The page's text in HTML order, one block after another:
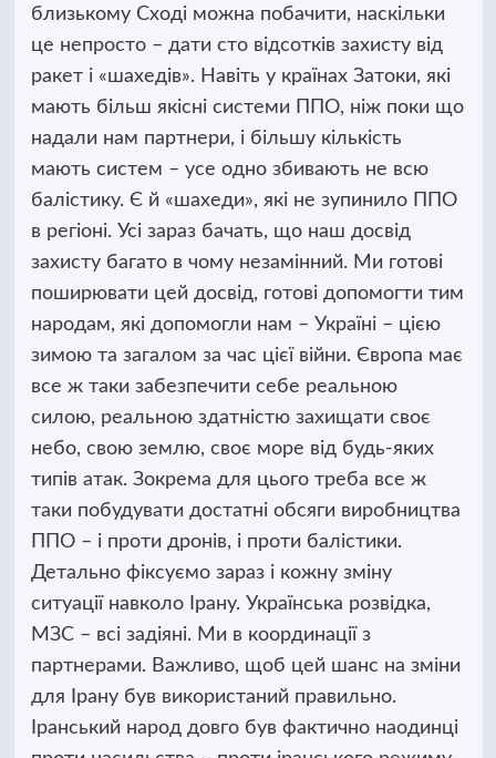
близькому Сході можна побачити, наскільки
це непросто – дати сто відсотків захисту від
ракет і «шахедів». Навіть у країнах Затоки, які
мають більш якісні системи ППО, ніж поки що
надали нам партнери, і більшу кількість
мають систем – усе одно збивають не всю
балістику. Є й «шахеди», які не зупинило ППО
в регіоні. Усі зараз бачать, що наш досвід
захисту багато в чому незамінний. Ми готові
поширювати цей досвід, готові допомогти тим
народам, які допомогли нам – Україні – цією
зимою та загалом за час цієї війни. Європа має
все ж таки забезпечити себе реальною
силою, реальною здатністю захищати своє
небо, свою землю, своє море від будь-яких
типів атак. Зокрема для цього треба все ж
таки побудувати достатні обсяги виробництва
ППО – і проти дронів, і проти балістики.
Детально фіксуємо зараз і кожну зміну
ситуації навколо Ірану. Українська розвідка,
МЗС – всі задіяні. Ми в координації з
партнерами. Важливо, щоб цей шанс на зміни
для Ірану був використаний правильно.
Іранський народ довго був фактично наодинці